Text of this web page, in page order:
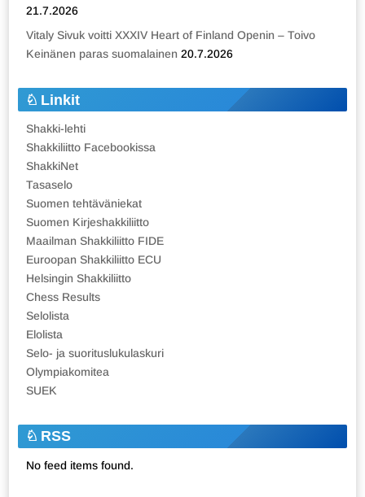
21.7.2026
Vitaly Sivuk voitti XXXIV Heart of Finland Openin – Toivo
Keinänen paras suomalainen 20.7.2026
Linkit
Shakki-lehti
Shakkiliitto Facebookissa
ShakkiNet
Tasaselo
Suomen tehtäväniekat
Suomen Kirjeshakkiliitto
Maailman Shakkiliitto FIDE
Euroopan Shakkiliitto ECU
Helsingin Shakkiliitto
Chess Results
Selolista
Elolista
Selo- ja suorituslukulaskuri
Olympiakomitea
SUEK
RSS
No feed items found.